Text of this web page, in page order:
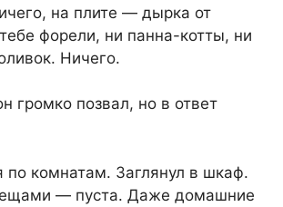
на плите — дырка от
форели, ни панна-котты, ни
Ничего.
громко позвал, но в ответ
по комнатам. Заглянул в шкаф.
— пуста. Даже домашние